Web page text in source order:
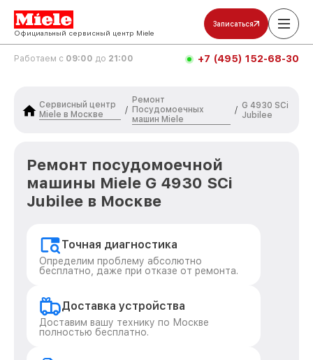
Официальный сервисный центр Miele
Записаться
Работаем с 09:00 до 21:00 +7 (495) 152-68-30
Сервисный центр
Miele в Москве
/
Ремонт
Посудомоечных
машин Miele
/ G 4930 SCi
Jubilee
Ремонт посудомоечной
машины Miele G 4930 SCi
Jubilee в Москве
Точная диагностика
Определим проблему абсолютно
бесплатно, даже при отказе от ремонта.
Доставка устройства
Доставим вашу технику по Москве
полностью бесплатно.